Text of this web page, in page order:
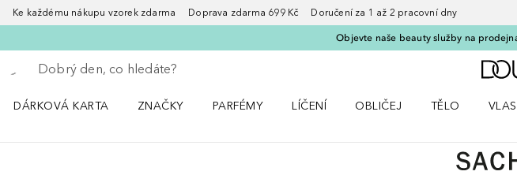
Ke každému nákupu vzorek zdarma Doprava zdarma 699 Kč Doručení za 1 až 2 pracovní dny
Objevte naše beauty služby na
Vraťte se
Proveďte vyhledávání
DÁRKOVÁ KARTA
ZNAČKY
PARFÉMY
LÍČENÍ
OBLIČEJ
TĚLO